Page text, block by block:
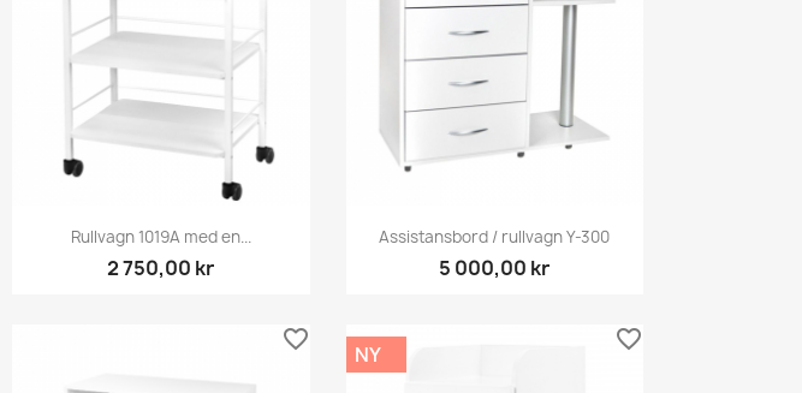
Snabbvy
Rullvagn 1019A med en...
2 750,00 kr
Snabbvy
Assistansbord / rullvagn Y-300
5 000,00 kr
favorite_border
NY
favorite_border